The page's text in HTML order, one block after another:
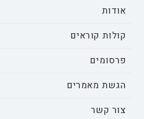
אודות
קולות קוראים
פרסומים
הגשת מאמרים
צור קשר